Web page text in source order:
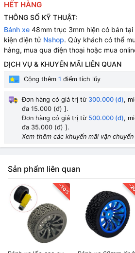
HẾT HÀNG
THÔNG SỐ KỸ THUẬT:
Bánh xe 48mm trục 3mm hiện có bán
kiện điện tử Nshop. Qúy khách có thể
hàng, mua qua điện thoại hoặc mua
DỊCH VỤ & KHUYẾN MÃI LIÊN QUAN
Cộng thêm 1 điểm tích lũy
Đơn hàng có giá trị từ 300.000 (đ),
đa 15.000 (đ) ].
Đơn hàng có giá trị từ 500.000 (đ),
đa 35.000 (đ) ].
Xem thêm các khuyến mãi vận chuyển
Sản phẩm liên quan
-10% -